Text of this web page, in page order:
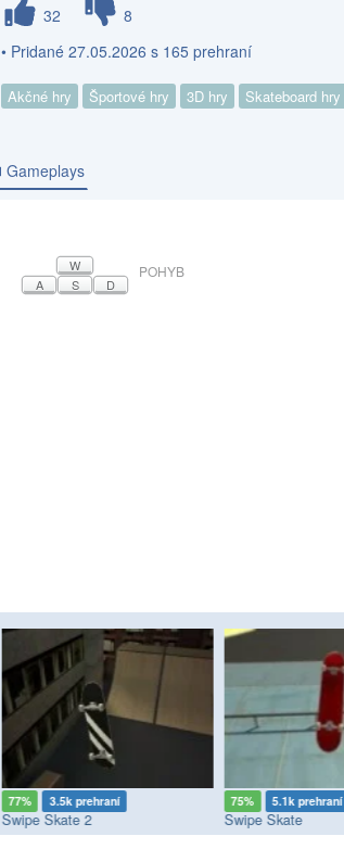
32
8
• Pridané 27.05.2026 s 165 prehraní
Akčné hry Športové hry 3D hry Skateboard hry
Gameplays
W
A
S D
POHYB
77% 3.5k prehraní
Swipe Skate 2
75% 5.1k prehraní
Swipe Skate